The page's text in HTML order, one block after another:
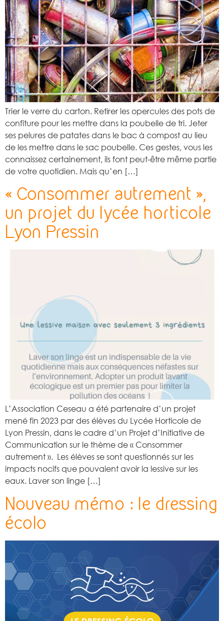
Trier le verre du carton. Retirer les opercules des pots de
confiture pour les mettre dans la poubelle de tri. Jeter
ses pelures de patates dans le bac à compost au lieu
de les mettre dans le sac poubelle. Ces gestes, vous les
connaissez certainement, ils font peut-être même partie
de votre quotidien. Mais qu’en […]
« Consommer autrement »,
un projet du lycée horticole
Lyon Pressin
L’Association Ceseau a été partenaire d’un projet
mené fin 2023 par des élèves du Lycée Horticole de
Lyon Pressin, dans le cadre d’un Projet d’Initiative de
Communication sur le thème de « Consommer
autrement ». Les élèves se sont questionnés sur les
impacts nocifs que pouvaient avoir la lessive sur les
eaux. Laver son linge […]
Nouveau mémo : le dressing
écolo